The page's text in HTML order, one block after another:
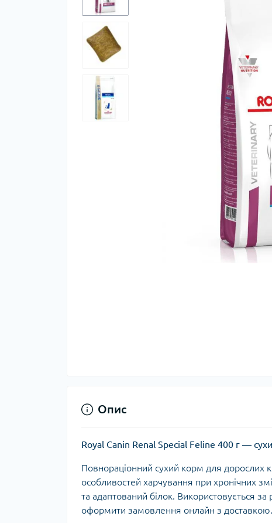
Опис
Royal Canin Renal Special Feline 400 г —
Повнораціонний сухий корм для дорослих
особливостей харчування при хронічних
та адаптований білок. Використовується
оформити замовлення онлайн з доставкою.